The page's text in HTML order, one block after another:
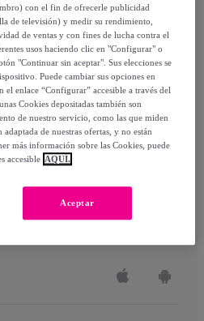
los productos visibles
miembros.
con el fin de ofrecerle publicidad
de televisión) y medir su rendimiento,
de ventas y con fines de lucha contra el
usos haciendo clic en "Configurar" o
"Continuar sin aceptar". Sus elecciones se
Puede cambiar sus opciones en
enlace “Configurar” accesible a través del
Cookies depositadas también son
de nuestro servicio, como las que miden
de nuestras ofertas, y no están
más información sobre las Cookies, puede
accesible AQUÍ.
Aceptar